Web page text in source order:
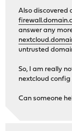
Also discovered
answer any
untrusted
So, I am really
nextcloud
Can someone